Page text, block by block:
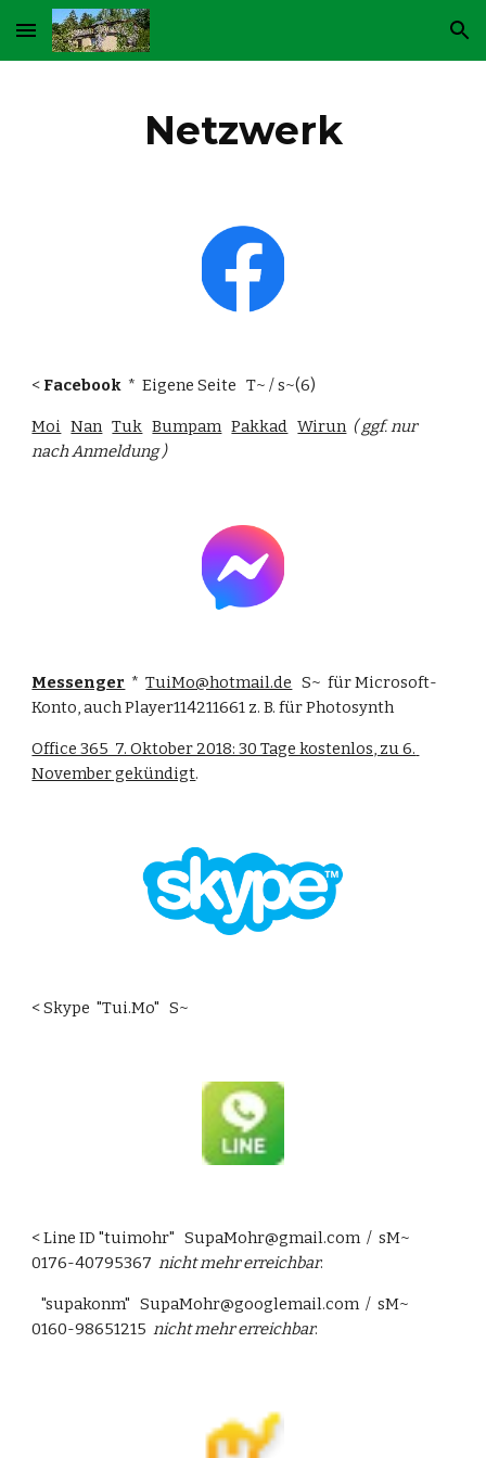
Skip to main content Skip to navigation
Netzwerk
< Facebook
  *  Eigene Seite   T~ / s~(6)
Moi Nan Tuk Bumpam Pakkad Wirun ( ggf. nur
nach Anmeldung )
Messenger
  *
TuiMo@hotmail.de
   S~  für Microsoft-
Konto, auch Player114211661 z. B. für Photosynth
Office 365  7. Oktober 2018: 30 Tage kostenlos, zu 6.
November gekündigt.
< Skype  "Tui.Mo"   S~
< Line ID "tuimohr"   SupaMohr@gmail.com  /  sM~
0176-40795367 nicht mehr erreichbar.
   "supakonm"   SupaMohr@googlemail.com  /  sM~
0160-98651215 nicht mehr erreichbar.